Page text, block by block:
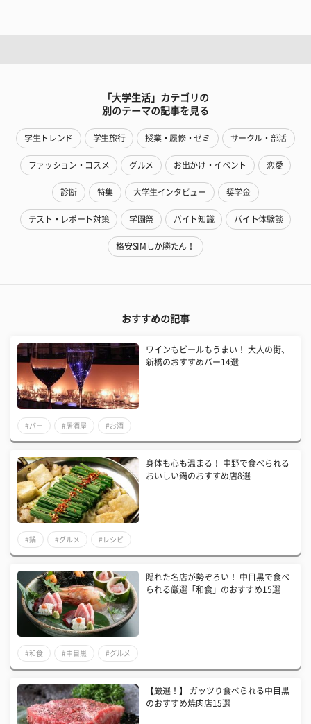
「大学生活」カテゴリの
別のテーマの記事を見る
学生トレンド 学生旅行 授業・履修・ゼミ サークル・部活
ファッション・コスメ グルメ お出かけ・イベント 恋愛
診断 特集 大学生インタビュー 奨学金
テスト・レポート対策 学園祭 バイト知識 バイト体験談
格安SIMしか勝たん！
おすすめの記事
ワインもビールもうまい！ 大人の街、
新橋のおすすめバー14選
#バー #居酒屋 #お酒
身体も心も温まる！ 中野で食べられる
おいしい鍋のおすすめ店8選
#鍋 #グルメ #レシピ
隠れた名店が勢ぞろい！ 中目黒で食べ
られる厳選「和食」のおすすめ15選
#和食 #中目黒 #グルメ
​【厳選！】 ガッツり食べられる中目黒
のおすすめ焼肉店15選